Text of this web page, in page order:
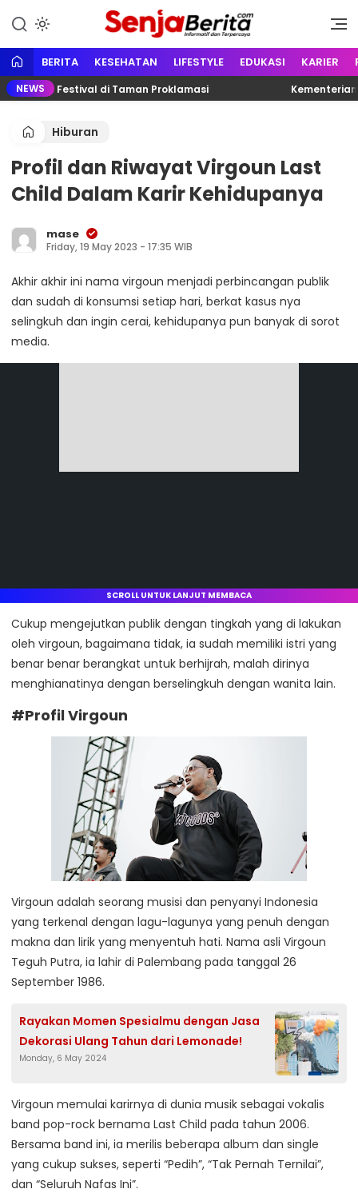
konten
Senja Berita
Portal media berita online yang
informatif, edukatif dan
terpercaya
BERITA KESEHATAN LIFESTYLE EDUKASI KARIER
NEWS
Karno Festival di Taman Proklamasi Kementerian
Hiburan
Profil dan Riwayat Virgoun Last
Child Dalam Karir Kehidupanya
mase
Friday, 19 May 2023 - 17:35 WIB
Akhir akhir ini nama virgoun menjadi perbincangan publik
dan sudah di konsumsi setiap hari, berkat kasus nya
selingkuh dan ingin cerai, kehidupanya pun banyak di sorot
media.
SCROLL UNTUK LANJUT MEMBACA
Cukup mengejutkan publik dengan tingkah yang di lakukan
oleh virgoun, bagaimana tidak, ia sudah memiliki istri yang
benar benar berangkat untuk berhijrah, malah dirinya
menghianatinya dengan berselingkuh dengan wanita lain.
#Profil Virgoun
Virgoun adalah seorang musisi dan penyanyi Indonesia
yang terkenal dengan lagu-lagunya yang penuh dengan
makna dan lirik yang menyentuh hati. Nama asli Virgoun
Teguh Putra, ia lahir di Palembang pada tanggal 26
September 1986.
Rayakan Momen Spesialmu dengan Jasa
Dekorasi Ulang Tahun dari Lemonade!
Monday, 6 May 2024
Virgoun memulai karirnya di dunia musik sebagai vokalis
band pop-rock bernama Last Child pada tahun 2006.
Bersama band ini, ia merilis beberapa album dan single
yang cukup sukses, seperti “Pedih”, “Tak Pernah Ternilai”,
dan “Seluruh Nafas Ini”.